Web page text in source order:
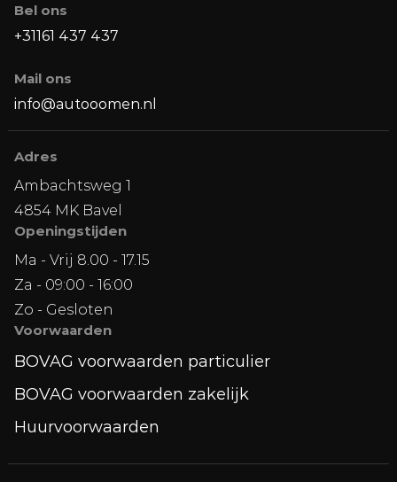
Bel ons
+31161 437 437
Mail ons
info@autooomen.nl
Adres
Ambachtsweg 1
4854 MK Bavel
Openingstijden
Ma - Vrij 8.00 - 17.15
Za - 09:00 - 16:00
Zo - Gesloten
Voorwaarden
BOVAG voorwaarden particulier
BOVAG voorwaarden zakelijk
Huurvoorwaarden